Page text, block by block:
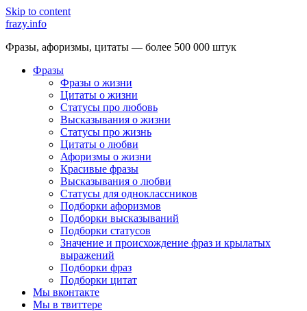
Skip to content
frazy.info
Фразы, афоризмы, цитаты — более 500 000 штук
Фразы
Фразы о жизни
Цитаты о жизни
Статусы про любовь
Высказывания о жизни
Статусы про жизнь
Цитаты о любви
Афоризмы о жизни
Красивые фразы
Высказывания о любви
Статусы для одноклассников
Подборки афоризмов
Подборки высказываний
Подборки статусов
Значение и происхождение фраз и крылатых
выражений
Подборки фраз
Подборки цитат
Мы вконтакте
Мы в твиттере